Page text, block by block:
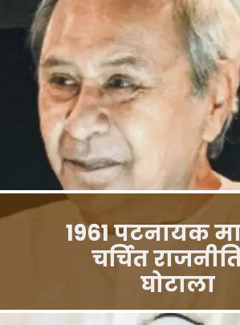
1961 पटनायक
चर्चित
घोटाला